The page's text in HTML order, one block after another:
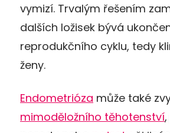
vymizí. Trvalým řešením
dalších ložisek bývá
reprodukčního cyklu, tedy
ženy.
Endometrióza může také
mimoděložního těhotenství